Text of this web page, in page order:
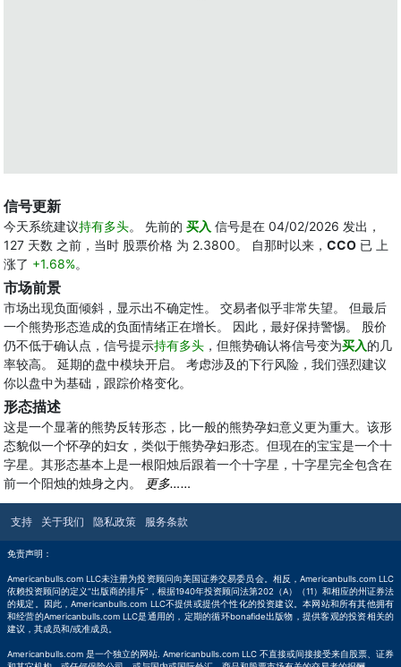
信号更新
今天系统建议持有多头。 先前的 买入 信号是在 04/02/2026 发出，
127 天数 之前，当时 股票价格 为 2.3800。 自那时以来， CCO 已 上
涨了 +1.68%。
市场前景
市场出现负面倾斜，显示出不确定性。 交易者似乎非常失望。 但最后
一个熊势形态造成的负面情绪正在增长。 因此，最好保持警惕。 股价
仍不低于确认点，信号提示持有多头 ，但熊势确认将信号变为买入的几
率较高。 延期的盘中模块开启。 考虑涉及的下行风险，我们强烈建议
你以盘中为基础，跟踪价格变化。
形态描述
这是一个显著的熊势反转形态，比一般的熊势孕妇意义更为重大。该形
态貌似一个怀孕的妇女，类似于熊势孕妇形态。但现在的宝宝是一个十
字星。其形态基本上是一根阳烛后跟着一个十字星，十字星完全包含在
前一个阳烛的烛身之内。
更多……
支持 关于我们 隐私政策 服务条款
免责声明：
Americanbulls.com LLC未注册为投资顾问向美国证券交易委员会。相反，Americanbulls.com LLC
依赖投资顾问的定义“出版商的排斥”，根据1940年投资顾问法第202（A）（11）和相应的州证券法
的规定。因此，Americanbulls.com LLC不提供或提供个性化的投资建议。本网站和所有其他拥有
和经营的Americanbulls.com LLC是通用的，定期的循环bonafide出版物，提供客观的投资相关的
建议，其成员和/或准成员。
Americanbulls.com 是一个独立的网站. Americanbulls.com LLC 不直接或间接接受来自股票、证券